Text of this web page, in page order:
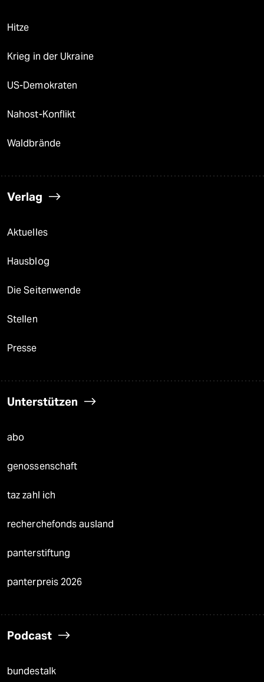
Hitze
Krieg in der Ukraine
US-Demokraten
Nahost-Konflikt
Waldbrände
Verlag
Aktuelles
Hausblog
Die Seitenwende
Stellen
Presse
Unterstützen
abo
genossenschaft
taz zahl ich
recherchefonds ausland
panterstiftung
panterpreis 2026
Podcast
bundestalk